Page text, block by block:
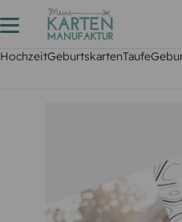
HochzeitGeburtskartenTaufe